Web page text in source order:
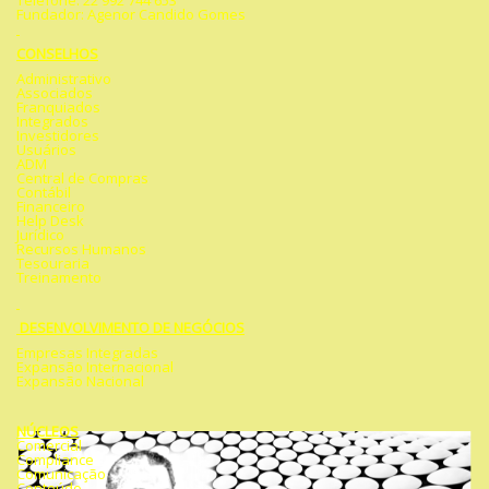
Fundador: Agenor Candido Gomes
CONSELHOS
Administrativo
Associados
Franquiados
Integrados
Investidores
Usuários
ADM
Central de Compras
Contábil
Financeiro
Help Desk
Jurídico
Recursos Humanos
Tesouraria
Treinamento
DESENVOLVIMENTO DE NEGÓCIOS
Empresas Integradas
Expansão Internacional
Expansão Nacional
NÚCLEOS
Comercial
Compliance
Comunicação